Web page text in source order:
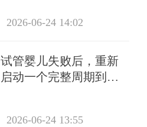
2026-06-24 14:02
试管婴儿失败后，重新
启动一个完整周期到底
2026-06-24 13:55